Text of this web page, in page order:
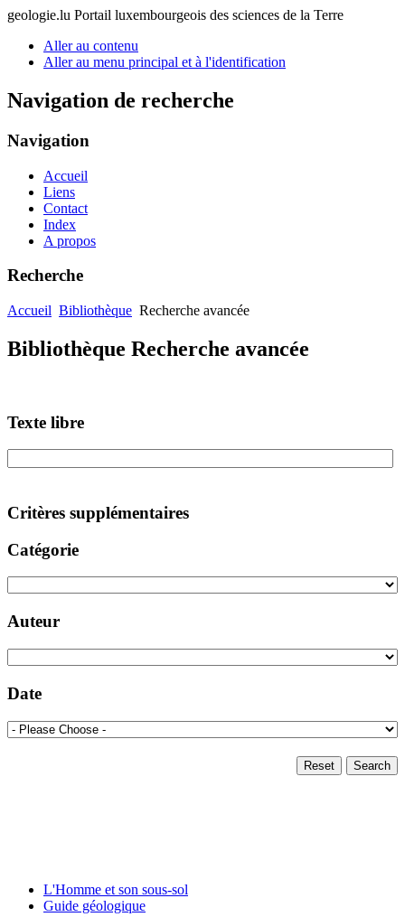
geologie.lu Portail luxembourgeois des sciences de la Terre
Aller au contenu
Aller au menu principal et à l'identification
Navigation de recherche
Navigation
Accueil
Liens
Contact
Index
A propos
Recherche
Accueil Bibliothèque Recherche avancée
Bibliothèque Recherche avancée
Texte libre
Critères supplémentaires
Catégorie
Auteur
Date
Search
Reset
L'Homme et son sous-sol
Guide géologique